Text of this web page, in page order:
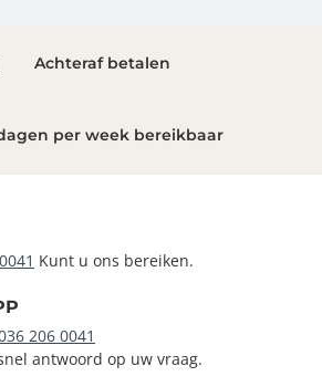
Achteraf betalen
per week bereikbaar
Kunt u ons bereiken.
206 0041
antwoord op uw vraag.